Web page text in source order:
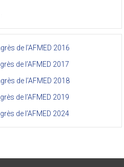
de l’AFMED 2016
de l’AFMED 2017
de l’AFMED 2018
de l’AFMED 2019
de l’AFMED 2024